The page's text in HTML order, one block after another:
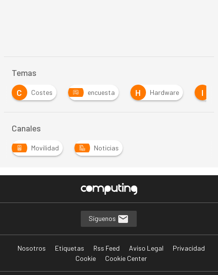
Temas
encuesta H Hardware I internet
Canales
Movilidad Noticias
Síguenos
Nosotros Etiquetas Rss Feed Aviso Legal
Privacidad
Cookie
Cookie Center